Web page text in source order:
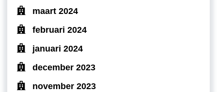
maart 2024
februari 2024
januari 2024
december 2023
november 2023